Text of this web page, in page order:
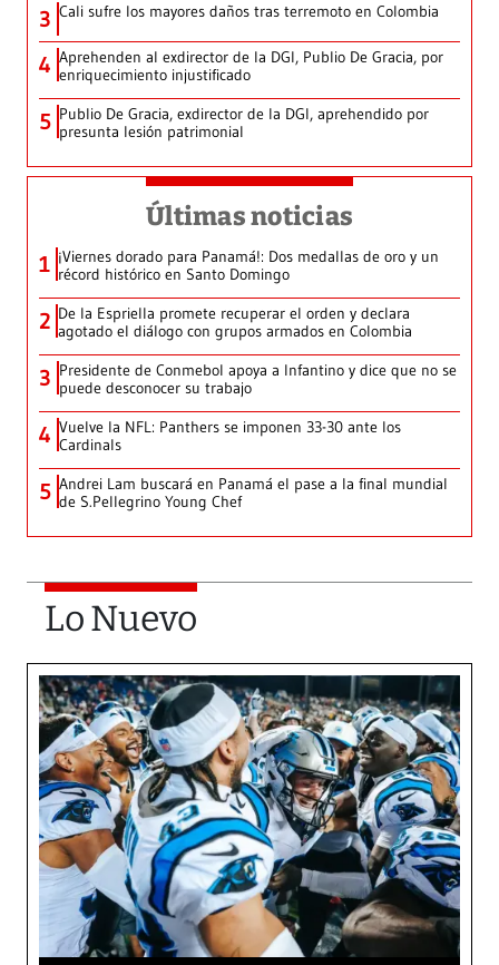
3 Cali sufre los mayores daños tras terremoto en Colombia
4 Aprehenden al exdirector de la DGI, Publio De Gracia, por
enriquecimiento injustificado
5 Publio De Gracia, exdirector de la DGI, aprehendido por
presunta lesión patrimonial
Últimas noticias
1 ¡Viernes dorado para Panamá!: Dos medallas de oro y un
récord histórico en Santo Domingo
2 De la Espriella promete recuperar el orden y declara
agotado el diálogo con grupos armados en Colombia
3 Presidente de Conmebol apoya a Infantino y dice que no se
puede desconocer su trabajo
4 Vuelve la NFL: Panthers se imponen 33-30 ante los
Cardinals
5 Andrei Lam buscará en Panamá el pase a la final mundial
de S.Pellegrino Young Chef
Lo Nuevo